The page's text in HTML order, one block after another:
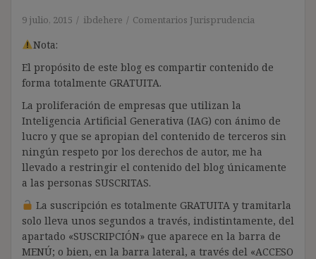
9 julio, 2015 ibdehere Comentarios Jurisprudencia
Nota:
El propósito de este blog es compartir contenido de
forma totalmente GRATUITA.
La proliferación de empresas que utilizan la
Inteligencia Artificial Generativa (IAG) con ánimo de
lucro y que se apropian del contenido de terceros sin
ningún respeto por los derechos de autor, me ha
llevado a restringir el contenido del blog únicamente
a las personas SUSCRITAS.
La suscripción es totalmente GRATUITA y tramitarla
solo lleva unos segundos a través, indistintamente, del
apartado «SUSCRIPCIÓN» que aparece en la barra de
MENÚ; o bien, en la barra lateral, a través del «ACCESO